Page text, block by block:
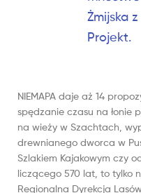
Żmijska
Projekt.
NIEMAPA daje aż 14
spędzanie czasu na łonie
na wieży w Szachtach,
drewnianego dworca w
Szlakiem Kajakowym czy
liczącego 570 lat, to tylko
Regionalna Dyrekcja